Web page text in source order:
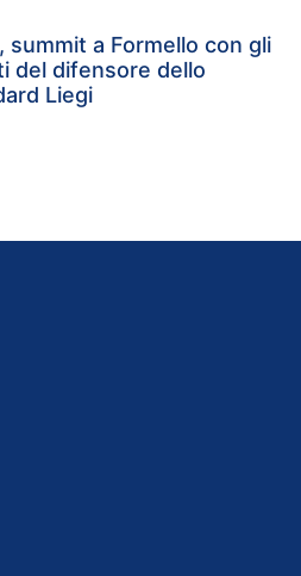
summit a Formello con gli
del difensore dello
Liegi